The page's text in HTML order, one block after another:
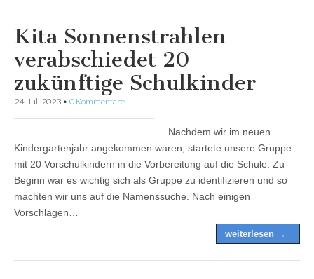
Kita Sonnenstrahlen
verabschiedet 20
zukünftige Schulkinder
24. Juli 2023 • 0 Kommentare
Nachdem wir im neuen
Kindergartenjahr angekommen waren, startete unsere Gruppe
mit 20 Vorschulkindern in die Vorbereitung auf die Schule. Zu
Beginn war es wichtig sich als Gruppe zu identifizieren und so
machten wir uns auf die Namenssuche. Nach einigen
Vorschlägen…
weiterlesen →